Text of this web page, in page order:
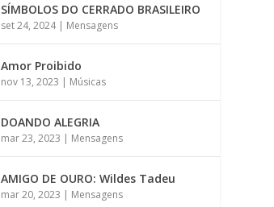
SÍMBOLOS DO CERRADO BRASILEIRO
set 24, 2024| Mensagens
Amor Proibido
nov 13, 2023 | Músicas
DOANDO ALEGRIA
mar 23, 2023 | Mensagens
AMIGO DE OURO: Wildes Tadeu
mar 20, 2023 | Mensagens